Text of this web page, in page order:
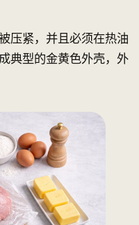
压紧，并且必须在热油
典型的金黄色外壳，外